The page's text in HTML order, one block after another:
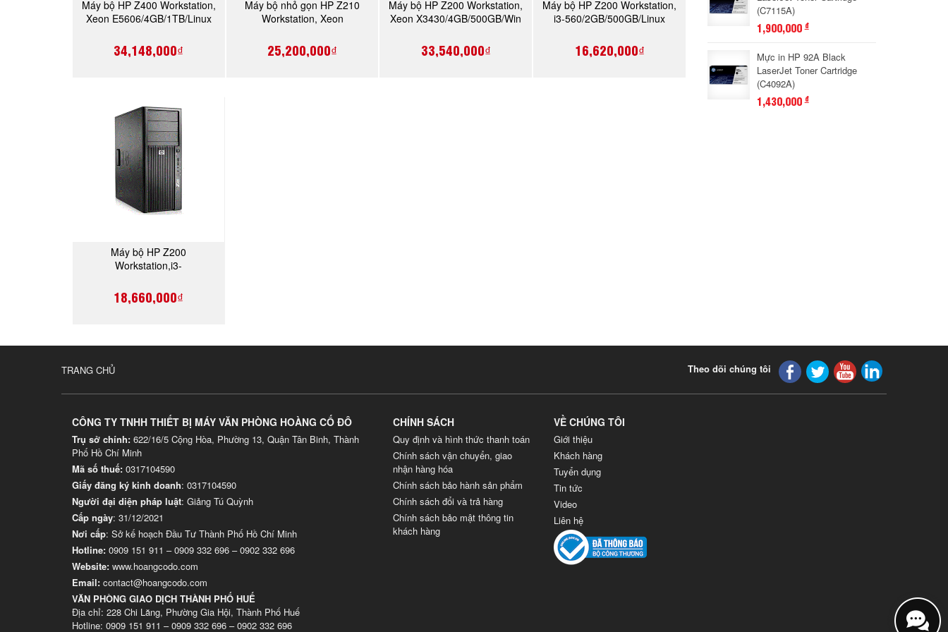
Máy bộ HP Z400 Workstation,
Xeon E5606/4GB/1TB/Linux
34,148,000₫
MUA NGAY
Máy bộ nhỏ gọn HP Z210
Workstation, Xeon
(XM857AV)
25,200,000₫
MUA NGAY
Máy bộ HP Z200 Workstation,
Xeon X3430/4GB/500GB/Win
33,540,000₫
MUA NGAY
Máy bộ HP Z200 Workstation,
i3-560/2GB/500GB/Linux
16,620,000₫
MUA NGAY
Máy bộ HP Z200
Workstation,i3-
(VA206AV)
18,660,000₫
MUA NGAY
(C7115A)
1,900,000đ
Mực in HP 92A Black
LaserJet Toner Cartridge
(C4092A)
1,430,000đ
TRANG CHỦ Theo dõi chúng tôi
CÔNG TY TNHH THIẾT BỊ MÁY VĂN PHÒNG HOÀNG CỐ ĐÔ
Trụ sở chính: 622/16/5 Cộng Hòa, Phường 13, Quận Tân Binh, Thành
Phố Hồ Chí Minh
Mã số thuế: 0317104590
Giấy đăng ký kinh doanh: 0317104590
Người đại diện pháp luật: Giảng Tú Quỳnh
Cấp ngày: 31/12/2021
Nơi cấp: Sở kế hoạch Đầu Tư Thành Phố Hồ Chí Minh
Hotline: 0909 151 911 –0909 332 696 –0902 332 696
Website: www.hoangcodo.com
Email: contact@hoangcodo.com
VĂN PHÒNG GIAO DỊCH THÀNH PHỐ HUẾ
Địa chỉ: 228 Chi Lăng, Phường Gia Hội, Thành Phố Huế
Hotline: 0909 151 911 – 0909 332 696 – 0902 332 696
CHÍNH SÁCH
Quy định và hình thức thanh toán
Chính sách vận chuyển, giao
nhận hàng hóa
Chính sách bảo hành sản phẩm
Chính sách đổi và trả hàng
Chính sách bảo mật thông tin
khách hàng
VỀ CHÚNG TÔI
Giới thiệu
Khách hàng
Tuyển dụng
Tin tức
Video
Liên hệ